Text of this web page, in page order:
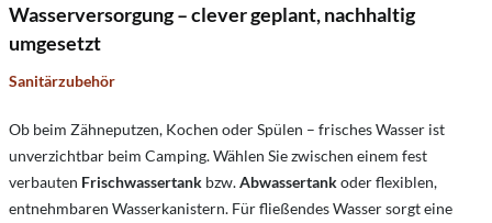
Wasserversorgung – clever geplant, nachhaltig
umgesetzt
Sanitärzubehör
Ob beim Zähneputzen, Kochen oder Spülen – frisches Wasser ist
unverzichtbar beim Camping. Wählen Sie zwischen einem fest
verbauten Frischwassertank bzw.Abwassertankoder flexiblen,
entnehmbaren Wasserkanistern. Für fließendes Wasser sorgt eine